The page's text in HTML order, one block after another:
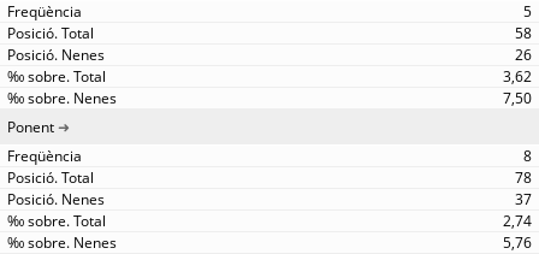
5
58
26
3,62
7,50
Ponent
8
78
37
2,74
5,76